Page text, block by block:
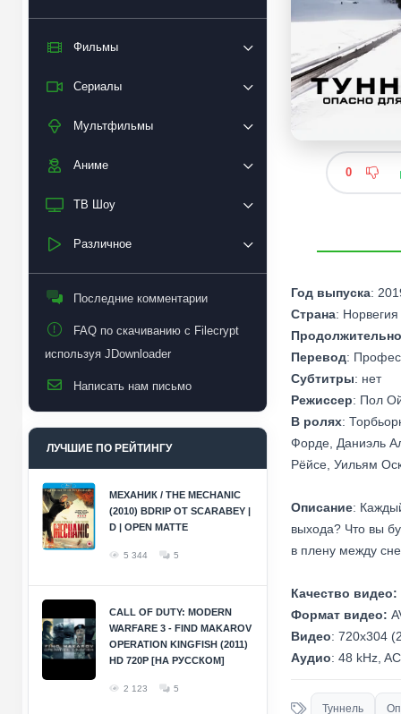
Фильмы
Сериалы
Мультфильмы
Аниме
ТВ Шоу
Различное
Последние комментарии
FAQ по скачиванию с Filecrypt
используя JDownloader
Написать нам письмо
ЛУЧШИЕ ПО РЕЙТИНГУ
МЕХАНИК / THE MECHANIC
(2010) BDRIP ОТ SCARABEY |
D | OPEN MATTE
5 344 5
CALL OF DUTY: MODERN
WARFARE 3 - FIND MAKAROV
OPERATION KINGFISH (2011)
HD 720P [НА РУССКОМ]
2 123 5
0
Год выпуска:
Страна: Норвегия
Перевод:
Субтитры: нет
Режиссер: Пол
В ролях:
Форде, Даниэль
Рёйсе, Уильям
Описание:
выхода? Что вы
в плену между
Качество видео:
Формат видео:
Видео: 720x304
Аудио: 48 kHz,
Туннель